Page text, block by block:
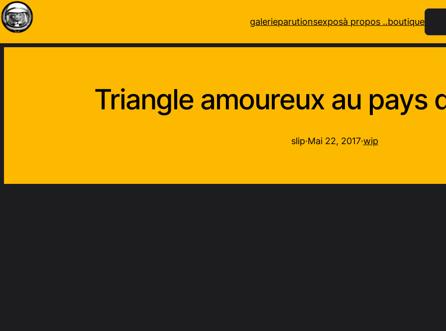
galerieparutionsexposà propos ..boutique
Triangle amoureux au pays
slip·Mai 22, 2017·wip